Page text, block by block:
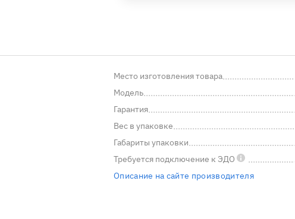
Место изготовления товара
Модель
Гарантия
Вес в упаковке
Габариты упаковки
Требуется подключение к ЭДО
Описание на сайте производителя